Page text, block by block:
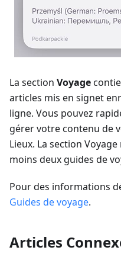
La section Voyage
articles mis en signet
ligne. Vous pouvez
gérer votre contenu de
Lieux. La section
moins deux guides de
Pour des informations
Guides de voyage.
Articles